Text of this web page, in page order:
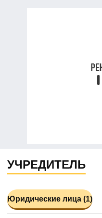
УЧРЕДИТЕЛЬ
Юридические лица (1)